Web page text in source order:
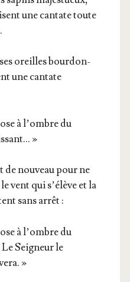
une can­tate toute
oreilles bour­don­
une can­tate
à l’ombre du
»
nou­veau pour ne
vent qui s’é­lève et la
sans arrêt :
à l’ombre du
Sei­gneur le
»